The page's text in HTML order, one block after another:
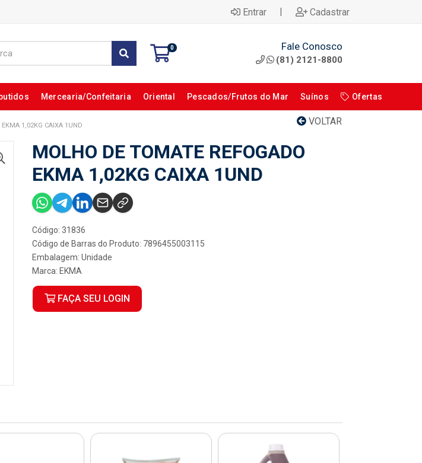
Entrar | Cadastrar
0 Fale Conosco
(81) 2121-8800
Mercearia/Confeitaria Oriental Pescados/Frutos do Mar Suínos Ofertas
VOLTAR
1,02KG CAIXA 1UND
MOLHO DE TOMATE REFOGADO
EKMA 1,02KG CAIXA 1UND
Código: 31836
Código de Barras do Produto: 7896455003115
Embalagem: Unidade
Marca: EKMA
FAÇA SEU LOGIN